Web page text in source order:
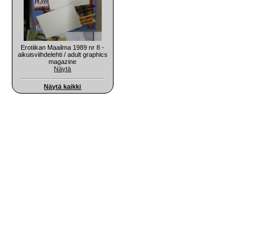
Erotiikan Maailma 1989 nr 8 -
aikuisviihdelehti / adult graphics
magazine
Näytä
Näytä kaikki